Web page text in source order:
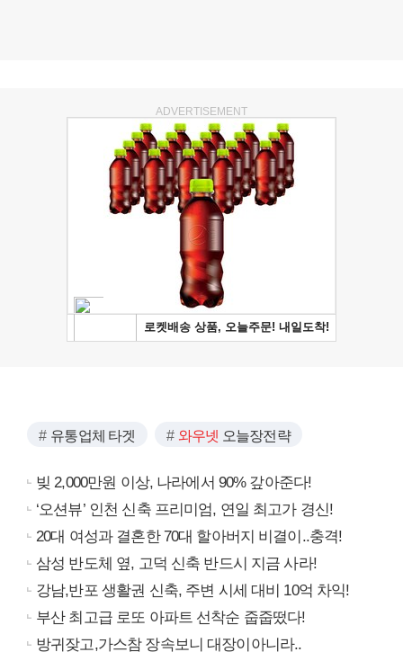
ADVERTISEMENT
유통업체 타겟 와우넷 오늘장전략
빚 2,000만원 이상, 나라에서 90% 갚아준다!
‘오션뷰’ 인천 신축 프리미엄, 연일 최고가 경신!
20대 여성과 결혼한 70대 할아버지 비결이..충격!
삼성 반도체 옆, 고덕 신축 반드시 지금 사라!
강남,반포 생활권 신축, 주변 시세 대비 10억 차익!
부산 최고급 로또 아파트 선착순 줍줍떴다!
방귀잦고,가스참 장속보니 대장이아니라..